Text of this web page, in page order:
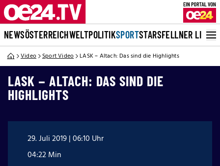
NEWSÖSTERREICHWELTPOLITIKSPORTSTARSFELLNER LIVE
Video Sport Video LASK – Altach: Das sind die Highlights
LASK – ALTACH: DAS SIND DIE
HIGHLIGHTS
29. Juli 2019 | 06:10 Uhr
04:22 Min